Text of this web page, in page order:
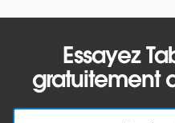
Essayez
gratuitement